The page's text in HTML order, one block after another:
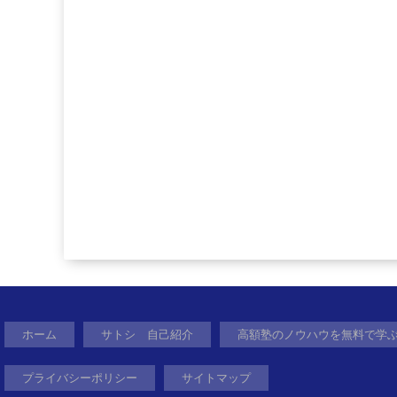
ホーム サトシ 自己紹介 高額塾のノウハウを無料で学ぶ
プライバシーポリシー サイトマップ